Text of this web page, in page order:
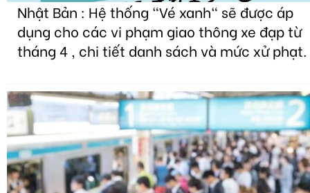
Nhật Bản : Hệ thống "Vé xanh" sẽ được áp
dụng cho các vi phạm giao thông xe đạp từ
tháng 4 , chi tiết danh sách và mức xử phạt.